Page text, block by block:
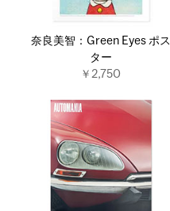
奈良美智：Green Eyes ポス
ター
￥2,750